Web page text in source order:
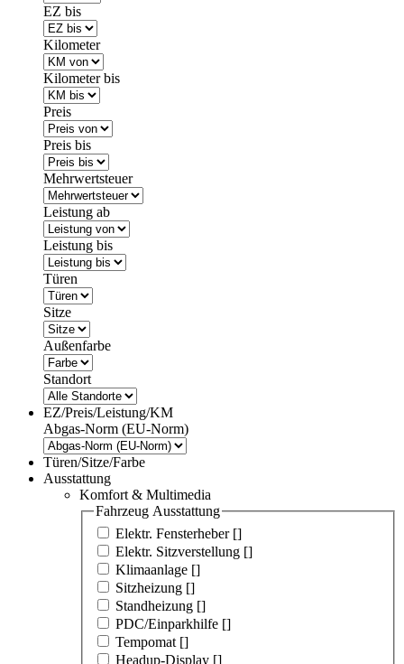
EZ bis
Kilometer
Kilometer bis
Preis
Preis bis
Mehrwertsteuer
Leistung ab
Leistung bis
Türen
Sitze
Außenfarbe
Standort
EZ/Preis/Leistung/KM
Abgas-Norm (EU-Norm)
Türen/Sitze/Farbe
Ausstattung
Komfort & Multimedia
Fahrzeug Ausstattung
Elektr. Fensterheber []
Elektr. Sitzverstellung []
Klimaanlage []
Sitzheizung []
Standheizung []
PDC/Einparkhilfe []
Tempomat []
Headup-Display []